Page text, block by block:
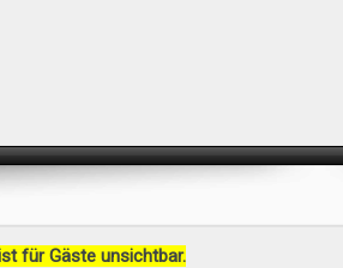
für Gäste unsichtbar.